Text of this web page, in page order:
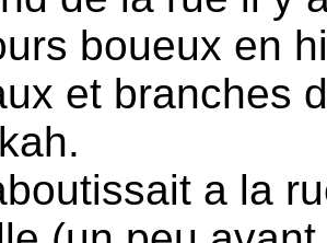
boueux en
et branches
a la